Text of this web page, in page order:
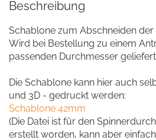
Beschreibung
Schablone zum Abschneiden der
Wird bei Bestellung zu einem
passenden Durchmesser
Die Schablone kann hier auch
und 3D - gedruckt werden:
Schablone 42mm
(Die Datei ist für den
erstellt worden, kann aber